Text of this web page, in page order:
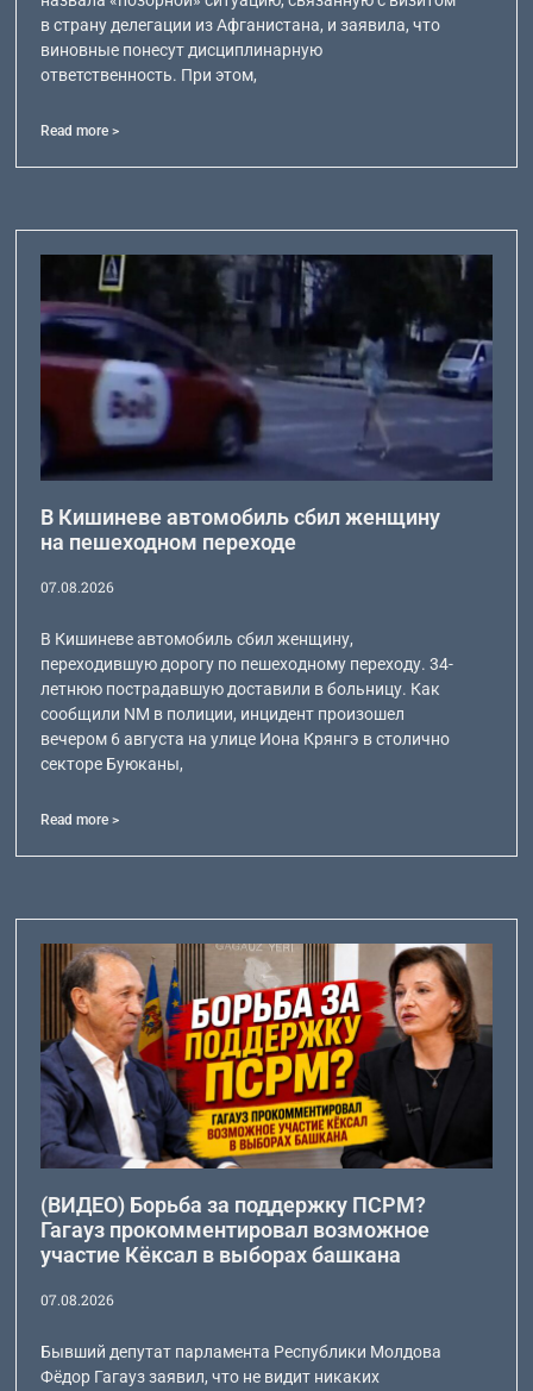
в страну делегации из Афганистана, и заявила, что
виновные понесут дисциплинарную
ответственность. При этом,
Read more >
В Кишиневе автомобиль сбил женщину
на пешеходном переходе
07.08.2026
В Кишиневе автомобиль сбил женщину,
переходившую дорогу по пешеходному переходу. 34-
летнюю пострадавшую доставили в больницу. Как
сообщили NM в полиции, инцидент произошел
вечером 6 августа на улице Иона Крянгэ в столично
секторе Буюканы,
Read more >
(ВИДЕО) Борьба за поддержку ПСРМ?
Гагауз прокомментировал возможное
участие Кёксал в выборах башкана
07.08.2026
Бывший депутат парламента Республики Молдова
Фёдор Гагауз заявил, что не видит никаких